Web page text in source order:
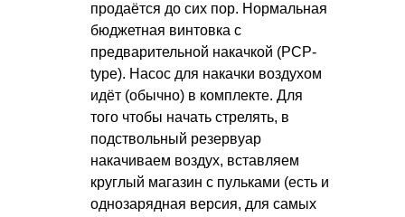
продаётся до сих пор. Нормальная
бюджетная винтовка с
предварительной накачкой (PCP-
type). Насос для накачки воздухом
идёт (обычно) в комплекте. Для
того чтобы начать стрелять, в
подствольный резервуар
накачиваем воздух, вставляем
круглый магазин с пульками (есть и
однозарядная версия, для самых